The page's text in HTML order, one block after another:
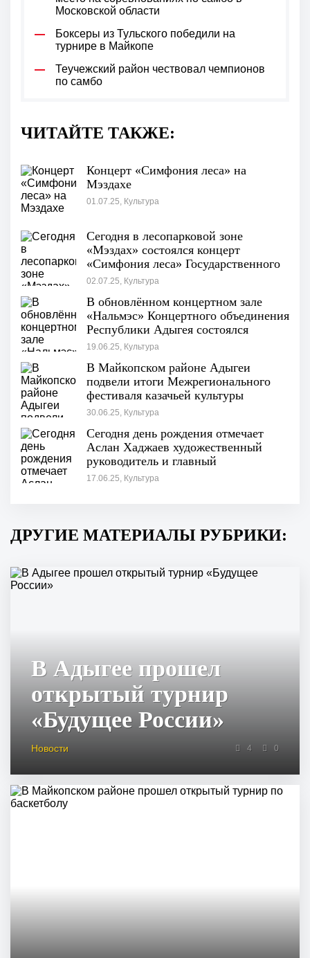
Московской области
Боксеры из Тульского победили на
турнире в Майкопе
Теучежский район чествовал чемпионов
по самбо
ЧИТАЙТЕ ТАКЖЕ:
Концерт «Симфония леса» на
Мэздахе
01.07.25, Культура
Сегодня в лесопарковой зоне
«Мэздах» состоялся концерт
«Симфония леса» Государственного
симфонического оркестра
02.07.25, Культура
В обновлённом концертном зале
«Нальмэс» Концертного объединения
Республики Адыгея состоялся
большой концерт
19.06.25, Культура
В Майкопском районе Адыгеи
подвели итоги Межрегионального
фестиваля казачьей культуры
30.06.25, Культура
Сегодня день рождения отмечает
Аслан Хаджаев художественный
руководитель и главный
балетмейстер ансамбля "Нальмэс"
17.06.25, Культура
ДРУГИЕ МАТЕРИАЛЫ РУБРИКИ:
В Адыгее прошел
открытый турнир
«Будущее России»
Новости 4 0